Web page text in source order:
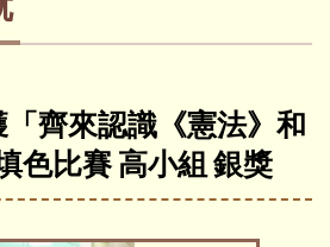
齊來認識《憲法》和
色比賽 高小組 銀獎